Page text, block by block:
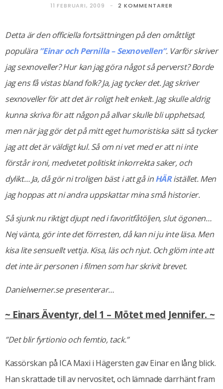
11 FEBRUARI, 2009 2 KOMMENTARER
Detta är den officiella fortsättningen på den omåttligt
populära ”Einar och Pernilla – Sexnovellen”. Varför skriver
jag sexnoveller? Hur kan jag göra något så perverst? Borde
jag ens få vistas bland folk? Ja, jag tycker det. Jag skriver
sexnoveller för att det är roligt helt enkelt. Jag skulle aldrig
kunna skriva för att någon på allvar skulle bli upphetsad,
men när jag gör det på mitt eget humoristiska sätt så tycker
jag att det är väldigt kul. Så om ni vet med er att ni inte
förstår ironi, medvetet politiskt inkorrekta saker, och
dylikt… Ja, då gör ni troligen bäst i att gå inHÄRistället. Men
jag hoppas att ni andra uppskattar mina små historier.
Så sjunk nu riktigt djupt ned i favoritfåtöljen, slut ögonen…
Nej vänta, gör inte det förresten, då kan ni ju inte läsa. Men
kisa lite sensuellt vettja. Kisa, läs och njut. Och glöm inte att
det inte är personen i filmen som har skrivit brevet.
Danielwerner.se presenterar…
~ Einars Äventyr, del 1 – Mötet med Jennifer. ~
”Det blir fyrtionio och femtio, tack.”
Kassörskan på ICA Maxi i Hägersten gav Einar en lång blick.
Han skrattade till av nervositet, och lämnade darrhänt fram